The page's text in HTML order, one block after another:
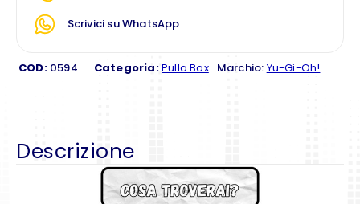
Scrivici su WhatsApp
COD: 0594 Categoria:Pulla Box Marchio: Yu-Gi-Oh!
Descrizione